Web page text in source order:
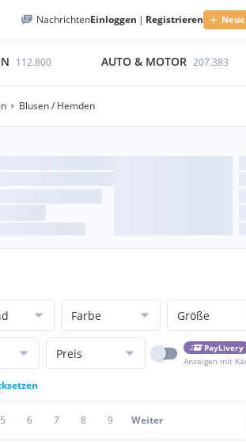
NachrichtenEinloggen | Registrieren
112.800 AUTO & MOTOR 207.383
Blusen / Hemden
Farbe Größe
Preis
PayLivery
Anzeigen mit
5 6 7 8 9 Weiter